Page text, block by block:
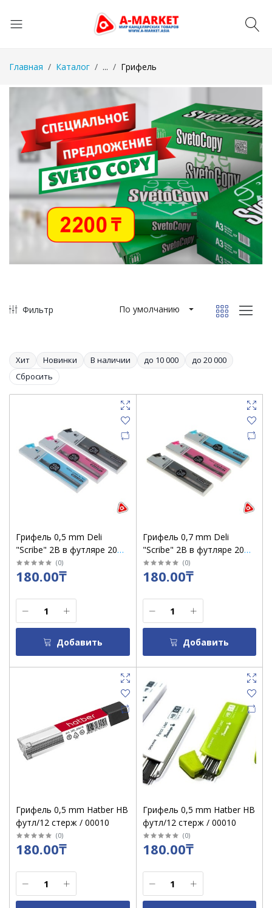
Главная Каталог ... Грифель
Фильтр По умолчанию
Хит Новинки В наличии до 10 000
до 20 000
Сбросить
Грифель 0,5 mm Deli
"Scribe" 2B в футляре 20
стержн ассорти / 7003
(0)
180.00₸
Добавить
Грифель 0,7 mm Deli
"Scribe" 2B в футляре 20
стержн ассорти / 7004
(0)
180.00₸
Добавить
Грифель 0,5 mm Hatber HB
футл/12 стерж / 00010
(0)
180.00₸
Грифель 0,5 mm Hatber HB
футл/12 стерж / 00010
(0)
180.00₸